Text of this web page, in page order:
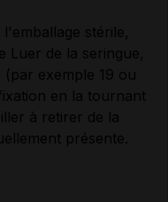
stérile,
Luer de la seringue,
exemple 19 ou
en la tournant
à retirer de la
présente.